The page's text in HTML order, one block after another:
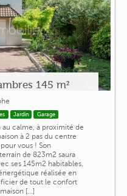
145 m²
Jardin Garage
calme, à proximité de
à 2 pas du centre
vous ! Son
de 823m2 saura
ses 145m2 habitables,
réalisée en
de tout le confort
[...]